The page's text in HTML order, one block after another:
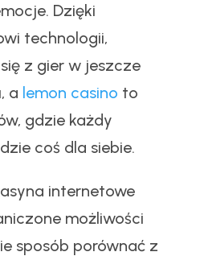
Dzięki
technologii,
z gier w jeszcze
a lemon casino to
gdzie każdy
coś dla siebie.
internetowe
możliwości
sposób porównać z